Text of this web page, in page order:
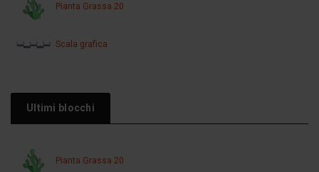
Pianta Grassa 20
Scala grafica
Ultimi blocchi
Pianta Grassa 20